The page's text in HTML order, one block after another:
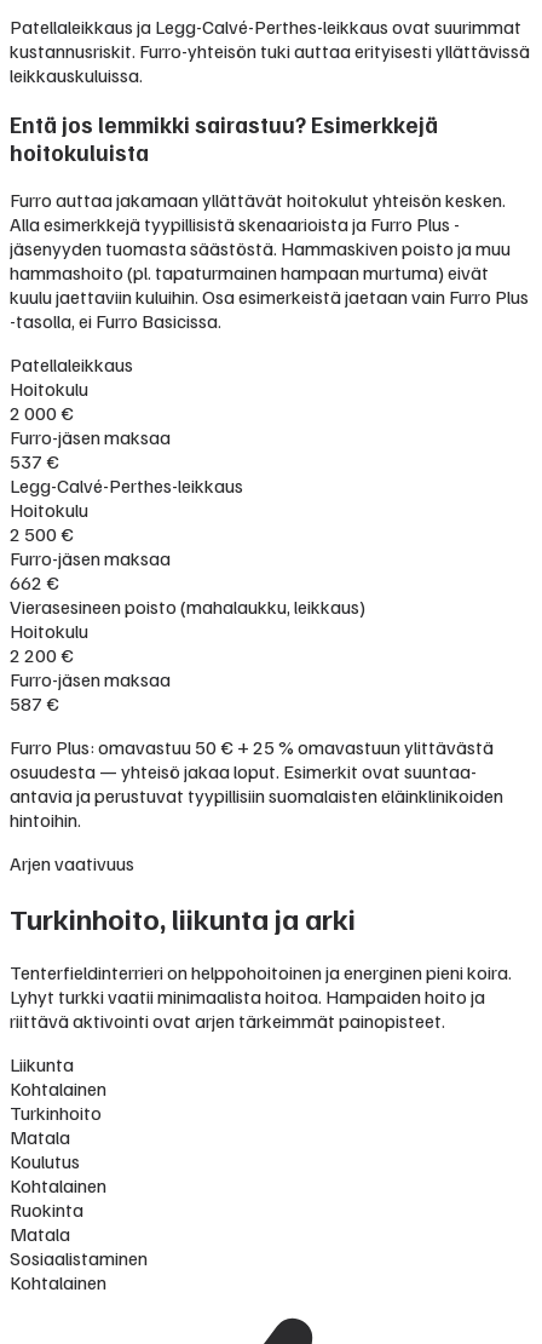
Patellaleikkaus ja Legg-Calvé-Perthes-leikkaus ovat suurimmat
kustannusriskit. Furro-yhteisön tuki auttaa erityisesti yllättävissä
leikkauskuluissa.
Entä jos lemmikki sairastuu? Esimerkkejä
hoitokuluista
Furro auttaa jakamaan yllättävät hoitokulut yhteisön kesken.
Alla esimerkkejä tyypillisistä skenaarioista ja Furro Plus -
jäsenyyden tuomasta säästöstä. Hammaskiven poisto ja muu
hammashoito (pl. tapaturmainen hampaan murtuma) eivät
kuulu jaettaviin kuluihin. Osa esimerkeistä jaetaan vain Furro Plus
-tasolla, ei Furro Basicissa.
Patellaleikkaus
Hoitokulu
2 000 €
Furro-jäsen maksaa
537 €
Legg-Calvé-Perthes-leikkaus
Hoitokulu
2 500 €
Furro-jäsen maksaa
662 €
Vierasesineen poisto (mahalaukku, leikkaus)
Hoitokulu
2 200 €
Furro-jäsen maksaa
587 €
Furro Plus: omavastuu 50 € + 25 % omavastuun ylittävästä
osuudesta — yhteisö jakaa loput. Esimerkit ovat suuntaa-
antavia ja perustuvat tyypillisiin suomalaisten eläinklinikoiden
hintoihin.
Arjen vaativuus
Turkinhoito, liikunta ja arki
Tenterfieldinterrieri on helppohoitoinen ja energinen pieni koira.
Lyhyt turkki vaatii minimaalista hoitoa. Hampaiden hoito ja
riittävä aktivointi ovat arjen tärkeimmät painopisteet.
Liikunta
Kohtalainen
Turkinhoito
Matala
Koulutus
Kohtalainen
Ruokinta
Matala
Sosiaalistaminen
Kohtalainen